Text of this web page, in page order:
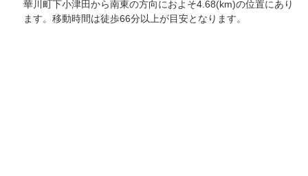
華川町下小津田から南東の方向におよそ4.68(km)の位置にあり
ます。移動時間は徒歩66分以上が目安となります。